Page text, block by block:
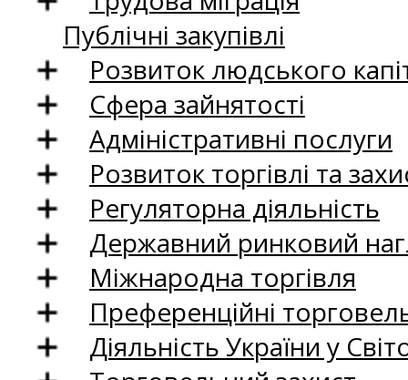
Публічні закупівлі
Розвиток людського
Сфера зайнятості
Адміністративні послуги
Розвиток торгівлі та
Регуляторна діяльність
Державний ринковий
Міжнародна торгівля
Преференційні
Діяльність України у